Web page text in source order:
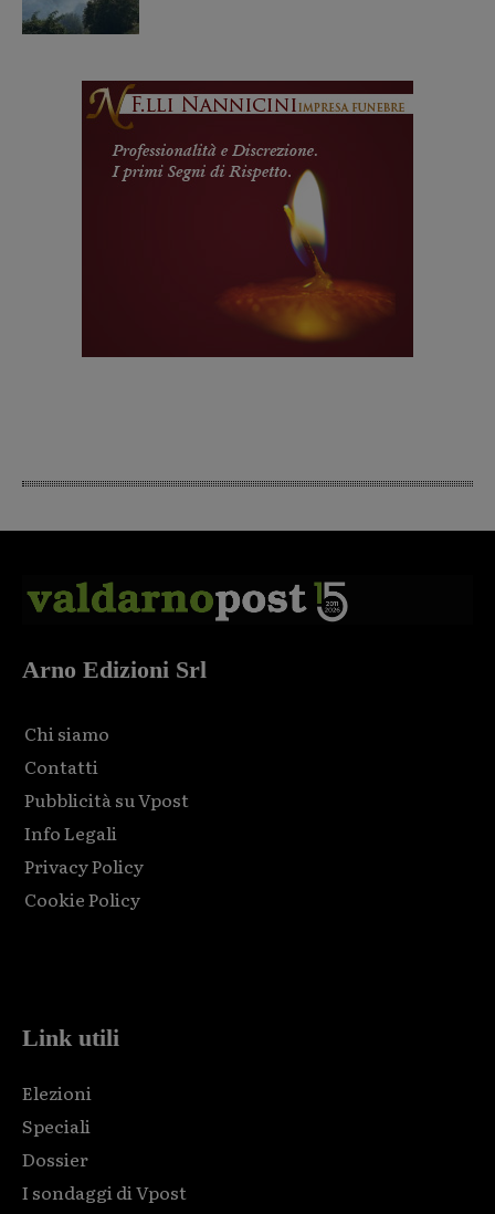
Arno Edizioni Srl
Chi siamo
Contatti
Pubblicità su Vpost
Info Legali
Privacy Policy
Cookie Policy
Link utili
Elezioni
Speciali
Dossier
I sondaggi di Vpost